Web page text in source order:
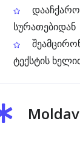
სურათებიდან
ტექსტის